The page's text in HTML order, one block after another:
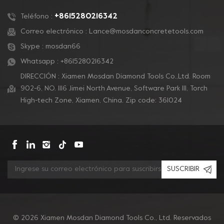
pulido de concreto.
Teléfono : +8615280216342
Correo electrónico : Lance@mosdanconcretetools.com
Skype : mosdan66
Whatsapp : +8615280216342
DIRECCIÓN : Xiamen Mosdan Diamond Tools Co.,Ltd. Room
902-6, NO. 1116 Jimei North Avenue, Software Park Ill, Torch
High-tech Zone, Xiamen, China. Zip code: 361024
SUSCRIBIR
© 2026 Xiamen Mosdan Diamond Tools Co., Ltd. Reservados